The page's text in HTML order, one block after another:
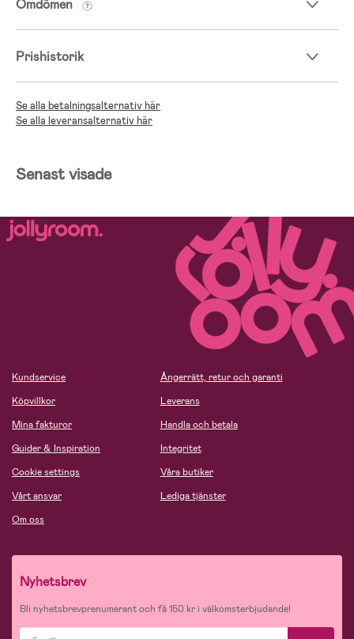
Omdömen
Prishistorik
Se alla betalningsalternativ här
Se alla leveransalternativ här
Senast visade
Kundservice
Köpvillkor
Mina fakturor
Guider & Inspiration
Cookie settings
Vårt ansvar
Om oss
Ångerrätt, retur och garanti
Leverans
Handla och betala
Integritet
Våra butiker
Lediga tjänster
Nyhetsbrev
Bli nyhetsbrevprenumerant och få 150 kr i välkomsterbjudande!